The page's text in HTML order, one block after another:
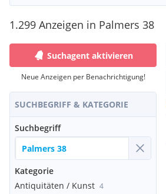
1.299 Anzeigen in Palmers 38
Suchagent aktivieren
Neue Anzeigen per Benachrichtigung!
SUCHBEGRIFF & KATEGORIE
Suchbegriff
Kategorie
Antiquitäten / Kunst 4